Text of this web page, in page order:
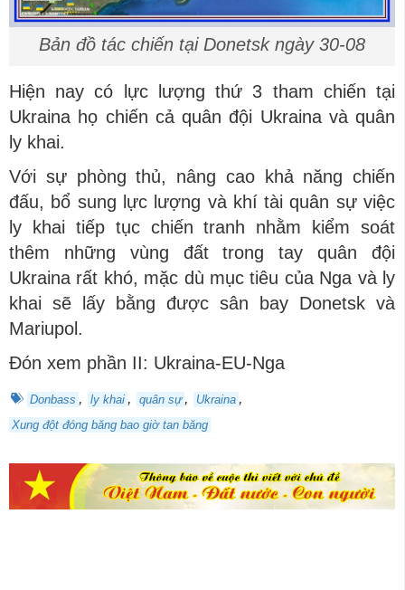
Bản đồ tác chiến tại Donetsk ngày 30-08
Hiện nay có lực lượng thứ 3 tham chiến tại
Ukraina họ chiến cả quân đội Ukraina và quân
ly khai.
Với sự phòng thủ, nâng cao khả năng chiến
đấu, bổ sung lực lượng và khí tài quân sự việc
ly khai tiếp tục chiến tranh nhằm kiểm soát
thêm những vùng đất trong tay quân đội
Ukraina rất khó, mặc dù mục tiêu của Nga và ly
khai sẽ lấy bằng được sân bay Donetsk và
Mariupol.
Đón xem phần II: Ukraina-EU-Nga
Donbass , ly khai , quân sự , Ukraina ,
Xung đột đóng băng bao giờ tan băng